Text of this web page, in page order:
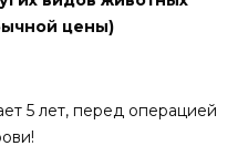
цены)
5 лет, перед операцией